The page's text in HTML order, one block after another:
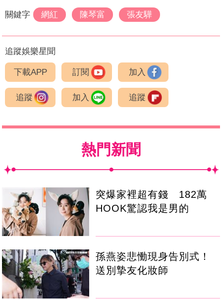
關鍵字 網紅 陳琴富 張友驊
追蹤娛樂星聞
下載APP 訂閱 加入
追蹤 加入 追蹤
熱門新聞
突爆家裡超有錢 182萬
HOOK驚認我是男的
孫燕姿悲慟現身告別式！
送別摯友化妝師